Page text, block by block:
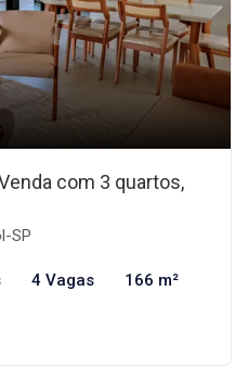
com 3 quartos,
SP
4 Vagas 166 m²